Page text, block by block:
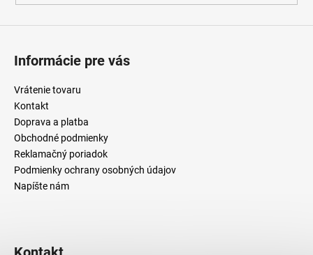
Informácie pre vás
Vrátenie tovaru
Kontakt
Doprava a platba
Obchodné podmienky
Reklamačný poriadok
Podmienky ochrany osobných údajov
Napíšte nám